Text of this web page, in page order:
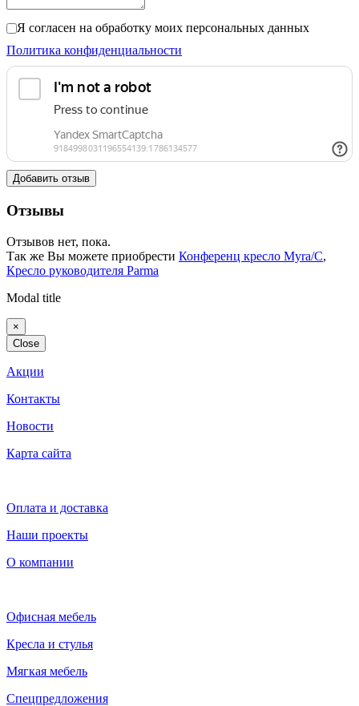
Я согласен на обработку моих персональных данных
Политика конфиденциальности
Добавить отзыв
Отзывы
Отзывов нет, пока.
Так же Вы можете приобрести Конференц кресло Myra/C,
Кресло руководителя Parma
Modal title
×
Close
Акции
Контакты
Новости
Карта сайта
Оплата и доставка
Наши проекты
О компании
Офисная мебель
Кресла и стулья
Мягкая мебель
Спецпредложения